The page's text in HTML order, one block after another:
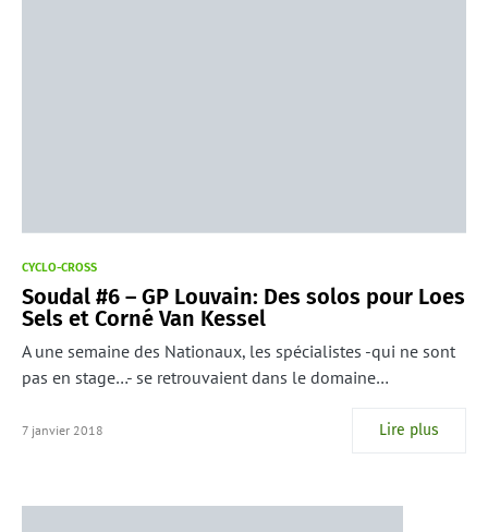
CYCLO-CROSS
Soudal #6 – GP Louvain: Des solos pour Loes
Sels et Corné Van Kessel
A une semaine des Nationaux, les spécialistes -qui ne sont
pas en stage…- se retrouvaient dans le domaine…
7 janvier 2018 Lire plus